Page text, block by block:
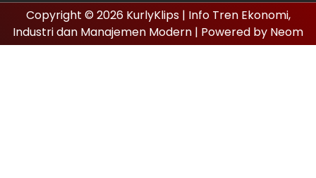
Copyright © 2026 KurlyKlips | Info Tren Ekonomi,
Industri dan Manajemen Modern | Powered by Neom